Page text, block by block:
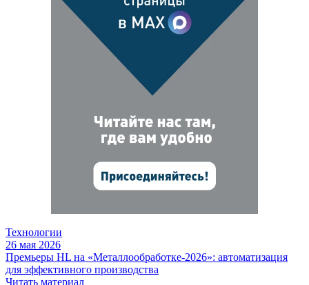
Технологии
26 мая 2026
Премьеры HL на «Металлообработке-2026»: автоматизация
для эффективного производства
Читать материал